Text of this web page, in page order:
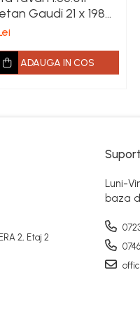
Gaudi 21 x 198
ADAUGA IN COS
2, Etaj 2
Luni-
baza